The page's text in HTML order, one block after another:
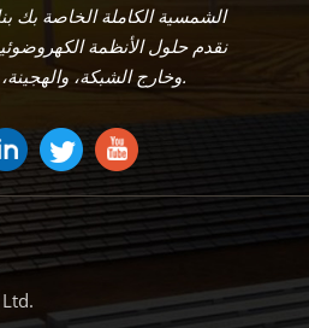
الشمسية الكاملة الخاصة بك
نقدم حلول الأنظمة
وخارج الشبكة، والهجينة، وعرض الديزل.